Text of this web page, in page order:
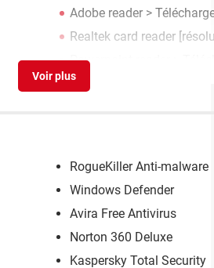
Adobe reader >
Realtek card reader
Powerpoint reader
RogueKiller Anti-malware
Windows Defender
Avira Free Antivirus
Norton 360 Deluxe
Kaspersky Total Security